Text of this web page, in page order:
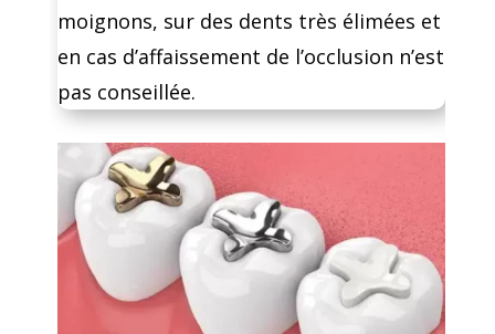
moignons, sur des dents très élimées et
en cas d’affaissement de l’occlusion n’est
pas conseillée.